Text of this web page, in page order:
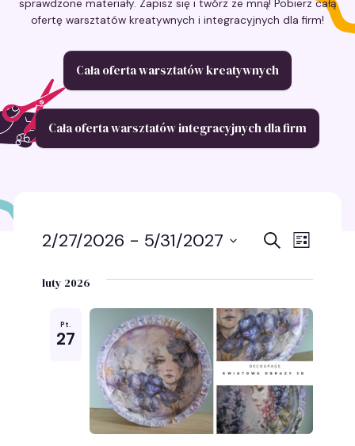
sprawdzone materiały. Zapisz się i twórz ze mną! Pobierz całą
ofertę warsztatów kreatywnych i integracyjnych dla firm!
Cała oferta warsztatów kreatywnych
Cała oferta warsztatów integracyjnych dla firm
po
i
SzukajLista
2/27/2026 - 5/31/2027
luty 2026
Pt.
27